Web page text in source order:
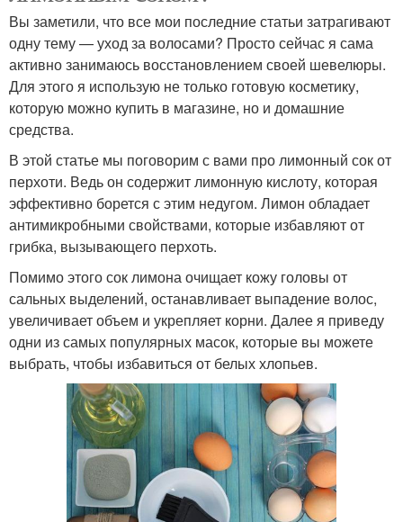
Вы заметили, что все мои последние статьи затрагивают
одну тему — уход за волосами? Просто сейчас я сама
активно занимаюсь восстановлением своей шевелюры.
Для этого я использую не только готовую косметику,
которую можно купить в магазине, но и домашние
средства.
В этой статье мы поговорим с вами про лимонный сок от
перхоти. Ведь он содержит лимонную кислоту, которая
эффективно борется с этим недугом. Лимон обладает
антимикробными свойствами, которые избавляют от
грибка, вызывающего перхоть.
Помимо этого сок лимона очищает кожу головы от
сальных выделений, останавливает выпадение волос,
увеличивает объем и укрепляет корни. Далее я приведу
одни из самых популярных масок, которые вы можете
выбрать, чтобы избавиться от белых хлопьев.